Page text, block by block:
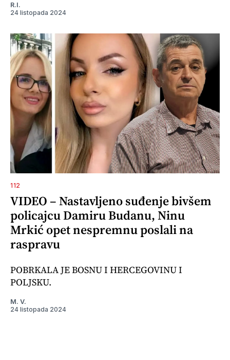
R.I.
24 listopada 2024
112
VIDEO – Nastavljeno suđenje bivšem
policajcu Damiru Budanu, Ninu
Mrkić opet nespremnu poslali na
raspravu
POBRKALA JE BOSNU I HERCEGOVINU I
POLJSKU.
M. V.
24 listopada 2024